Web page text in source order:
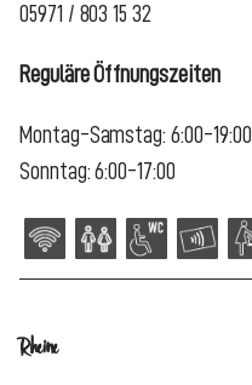
05971 / 803 15 32
Reguläre Öffnungszeiten
Montag-Samstag: 6:00-19:00
Sonntag: 6:00-17:00
Rheine